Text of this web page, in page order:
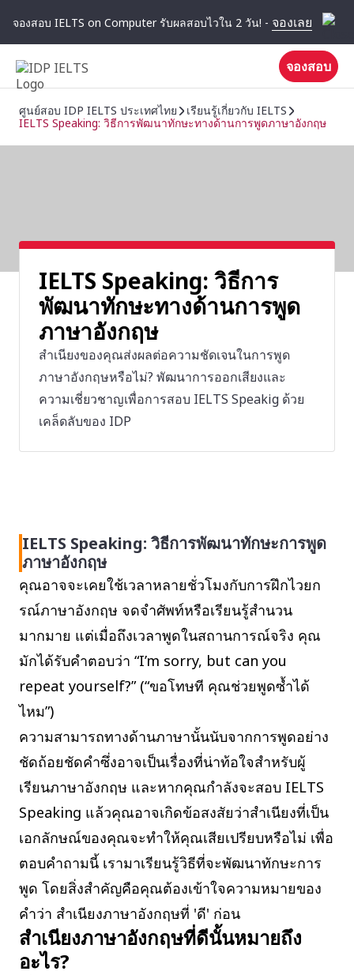
จองสอบ IELTS on Computer รับผลสอบไวใน 2 วัน! - จองเลย
จองสอบ
ศูนย์สอบ IDP IELTS ประเทศไทย
เรียนรู้เกี่ยวกับ IELTS
IELTS Speaking: วิธีการพัฒนาทักษะทางด้านการพูดภาษาอังกฤษ
IELTS Speaking: วิธีการ
พัฒนาทักษะทางด้านการพูด
ภาษาอังกฤษ
สำเนียงของคุณส่งผลต่อความชัดเจนในการพูด
ภาษาอังกฤษหรือไม่? พัฒนาการออกเสียงและ
ความเชี่ยวชาญเพื่อการสอบ IELTS Speakig ด้วย
เคล็ดลับของ IDP
IELTS Speaking: วิธีการพัฒนาทักษะการพูด
ภาษาอังกฤษ
คุณอาจจะเคยใช้เวลาหลายชั่วโมงกับการฝึกไวยก
รณ์ภาษาอังกฤษ จดจำศัพท์หรือเรียนรู้สำนวน
มากมาย แต่เมื่อถึงเวลาพูดในสถานการณ์จริง คุณ
มักได้รับคำตอบว่า “I’m sorry, but can you
repeat yourself?” (“ขอโทษที คุณช่วยพูดซ้ำได้
ไหม”)
ความสามารถทางด้านภาษานั้นนับจากการพูดอย่าง
ชัดถ้อยชัดคำซึ่งอาจเป็นเรื่องที่น่าท้อใจสำหรับผู้
เรียนภาษาอังกฤษ และหากคุณกำลังจะสอบ IELTS
Speaking แล้วคุณอาจเกิดข้อสงสัยว่าสำเนียงที่เป็น
เอกลักษณ์ของคุณจะทำให้คุณเสียเปรียบหรือไม่ เพื่อ
ตอบคำถามนี้ เรามาเรียนรู้วิธีที่จะพัฒนาทักษะการ
พูด โดยสิ่งสำคัญคือคุณต้องเข้าใจความหมายของ
คำว่า สำเนียงภาษาอังกฤษที่ 'ดี' ก่อน
สำเนียงภาษาอังกฤษที่ดีนั้นหมายถึง
อะไร?